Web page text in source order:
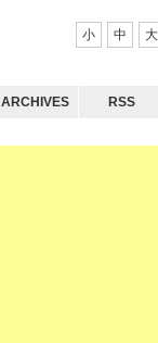
ARCHIVES RSS
小 中 大